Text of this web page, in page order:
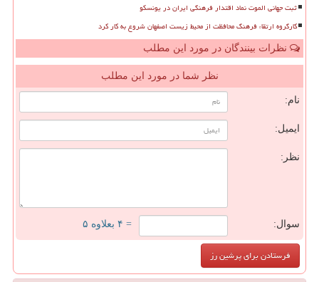
ثبت جهانی الموت نماد اقتدار فرهنگی ایران در یونسکو
کارگروه ارتقاء فرهنگ محافظت از محیط زیست اصفهان شروع به کار کرد
نظرات بینندگان در مورد این مطلب
نظر شما در مورد این مطلب
نام:
ایمیل:
نظر:
سوال: = ۴ بعلاوه ۵